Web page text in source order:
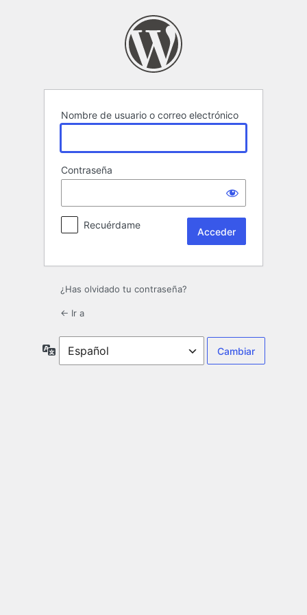
Nombre de usuario o correo electrónico
Contraseña
Recuérdame
¿Has olvidado tu contraseña?
← Ir a
Idioma